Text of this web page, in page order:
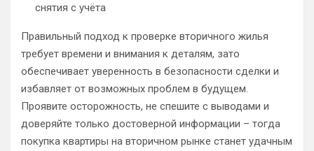
снятия с учёта
Правильный подход к проверке вторичного жилья
требует времени и внимания к деталям, зато
обеспечивает уверенность в безопасности сделки и
избавляет от возможных проблем в будущем.
Проявите осторожность, не спешите с выводами и
доверяйте только достоверной информации – тогда
покупка квартиры на вторичном рынке станет удачным